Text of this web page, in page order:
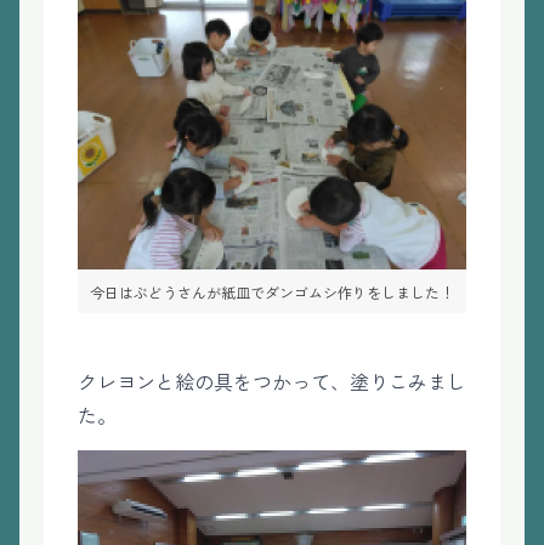
今日はぶどうさんが紙皿でダンゴムシ作りをしました！
クレヨンと絵の具をつかって、塗りこみまし
た。